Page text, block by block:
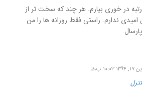
در خوری بیارم. هر چند که سخت تر از
ندارم. راستی فقط روزانه ها را من
ب٫ظ